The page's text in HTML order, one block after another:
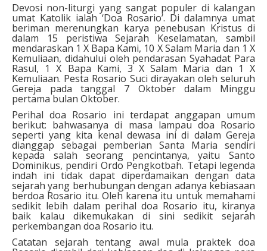
Devosi non-liturgi yang sangat populer di kalangan
umat Katolik ialah ‘Doa Rosario’. Di dalamnya umat
beriman merenungkan karya penebusan Kristus di
dalam 15 peristiwa Sejarah Keselamatan, sambil
mendaraskan 1 X Bapa Kami, 10 X Salam Maria dan 1 X
Kemuliaan, didahului oleh pendarasan Syahadat Para
Rasul, 1 X Bapa Kami, 3 X Salam Maria dan 1 X
Kemuliaan. Pesta Rosario Suci dirayakan oleh seluruh
Gereja pada tanggal 7 Oktober dalam Minggu
pertama bulan Oktober.
Perihal doa Rosario ini terdapat anggapan umum
berikut: bahwasanya di masa lampau doa Rosario
seperti yang kita kenal dewasa ini di dalam Gereja
dianggap sebagai pemberian Santa Maria sendiri
kepada salah seorang pencintanya, yaitu Santo
Dominikus, pendiri Ordo Pengkotbah. Tetapi legenda
indah ini tidak dapat diperdamaikan dengan data
sejarah yang berhubungan dengan adanya kebiasaan
berdoa Rosario itu. Oleh karena itu untuk memahami
sedikit lebih dalam perihal doa Rosario itu, kiranya
baik kalau dikemukakan di sini sedikit sejarah
perkembangan doa Rosario itu.
Catatan sejarah tentang awal mula praktek doa